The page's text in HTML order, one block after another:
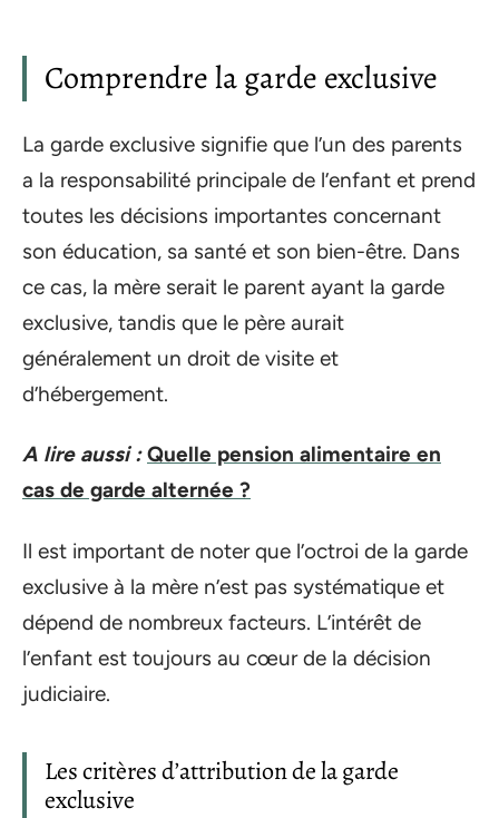
Comprendre la garde exclusive
La garde exclusive signifie que l’un des parents
a la responsabilité principale de l’enfant et prend
toutes les décisions importantes concernant
son éducation, sa santé et son bien-être. Dans
ce cas, la mère serait le parent ayant la garde
exclusive, tandis que le père aurait
généralement un droit de visite et
d’hébergement.
A lire aussi : Quelle pension alimentaire en
cas de garde alternée ?
Il est important de noter que l’octroi de la garde
exclusive à la mère n’est pas systématique et
dépend de nombreux facteurs. L’intérêt de
l’enfant est toujours au cœur de la décision
judiciaire.
Les critères d’attribution de la garde
exclusive